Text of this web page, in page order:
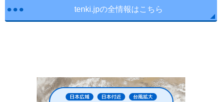
tenki.jpの全情報はこちら